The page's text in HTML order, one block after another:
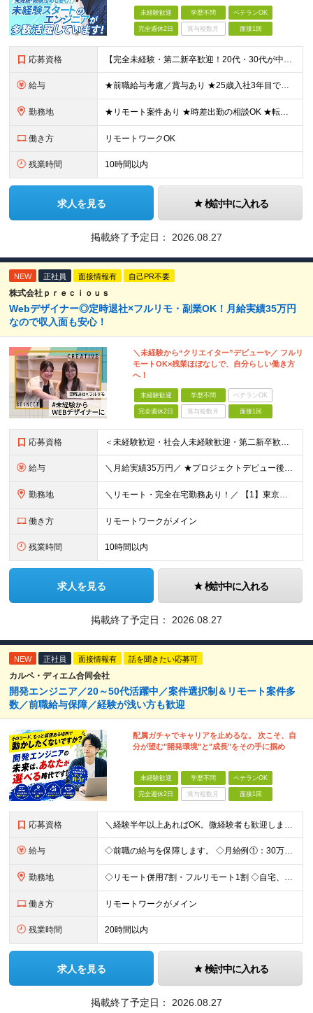
未経験歓迎 学歴不問 ベテランOK
完全週休2日 賞与複数月 面接1回
応募資格 【完全未経験・第二新卒歓迎！20代・30代が中心に活躍中♪】 ●学歴不問 ●IT業界やエンジニアに興味がある方 ★PCスキルに自信がなくても大丈夫！ 接客や販売、営業など、異業種からの転職者が90％
給与 ★前職給与考慮／賞与あり ★25歳入社3年目で年収400万円以上の実績も！ ★学習費補助（月3,000円）／資格手当(3千円～36万円)あり ●経験者（中流工程以上の経験3年以上）： 月給40万～6
勤務地 ★リモート案件あり ★時差出勤の相談OK ★転勤なし 本社またはプロジェクト先での勤務となります。 ※勤務地は希望を考慮します ※入社後1～2週間は、本社にて研修を行います ┗タイミングによって、同
働き方 リモートワークOK
残業時間 10時間以内
求人を見る 検討中に入れる
掲載終了予定日： 2026.08.27
NEW 正社員 面接情報有 自己PR不要
株式会社ｐｒｅｃｉｏｕｓ
Webデザイナー◎定時退社×フルリモ・副業OK！月給実績35万円
なので収入面も安心！
＼未経験から“クリエイター”デビュー✨／ フルリ
モートOK×残業ほぼなしで、自分らしい働き方
へ！
未経験歓迎 学歴不問 ベテランOK
完全週休2日 賞与複数月 面接1回
応募資格 ＜未経験歓迎・社会人未経験歓迎・第二新卒歓迎・ブランクOK・学歴不問＞ ★これまでの経験は一切不問！ ★人柄重視の採用を行っています！ ★95％が未経験スタート！ 知識や経験がなくても、入社後に学べる
給与 ＼月給実績35万円／ ★プロジェクトデビュー後は月給UP！ ★還元率最大80％で収入アップを叶えられる！ ＊＊＊ ■月給25～50万円＋賞与＋インセンティブ ※経験・年齢・能力に応じて決定します。
勤務地 ＼リモート・完全在宅勤務あり！／ 【1】東京本社もしくは東京23区を中心とした神奈川・埼玉・千葉エリアの各プロジェクト先 【2】大阪を中心とした京都・兵庫・滋賀・奈良・和歌山エリアの各プロジェクト先
働き方 リモートワークがメイン
残業時間 10時間以内
求人を見る 検討中に入れる
掲載終了予定日： 2026.08.27
NEW 正社員 面接情報有 話を聞きたい応募可
カルペ・ディエム合同会社
開発エンジニア／20～50代活躍中／案件選択制＆リモート案件多
数／前職給与保障／経験が浅い方も歓迎
配属ガチャでキャリアを止めるな。 次こそ、自
分が望む"開発環境"と"成長"をその手に掴め
未経験歓迎 学歴不問 ベテランOK
完全週休2日 賞与複数月 面接1回
応募資格 ＼経験半年以上あればOK。微経験者も歓迎します！／ ■何かしらの開発経験がある方（言語・領域・工程不問） ■学歴不問・第二新卒歓迎 ■社会人歴10年以上の方も歓迎 ＼経験が浅い方もぜひご応募を！／
給与 ◇前職の給与を保障します。 ◇月給例①：30万～ ※経験1年程度を目安 ◇月給例②：41万～ ※経験3年程度を目安 ※試用期間6か月（給与・待遇の変動はありません。） ＼昇給について／ 案件単価の
勤務地 ◇リモート併用7割・フルリモート1割 ◇自宅、または案件先（東京23区がメイン・埼玉・神奈川・千葉・愛知県にもあり） ＼管理がなく自由な環境／ 日報はもちろん、帰社日の強制も一切なし！ 自分らしく働
働き方 リモートワークがメイン
残業時間 20時間以内
求人を見る 検討中に入れる
掲載終了予定日： 2026.08.27